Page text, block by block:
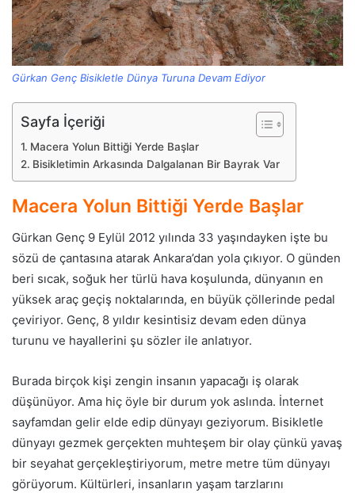
Gürkan Genç Bisikletle Dünya Turuna Devam Ediyor
Sayfa İçeriği
Macera Yolun Bittiği Yerde Başlar
Bisikletimin Arkasında Dalgalanan Bir Bayrak Var
Macera Yolun Bittiği Yerde Başlar
Gürkan Genç 9 Eylül 2012 yılında 33 yaşındayken işte bu
sözü de çantasına atarak Ankara’dan yola çıkıyor. O günden
beri sıcak, soğuk her türlü hava koşulunda, dünyanın en
yüksek araç geçiş noktalarında, en büyük çöllerinde pedal
çeviriyor. Genç, 8 yıldır kesintisiz devam eden dünya
turunu ve hayallerini şu sözler ile anlatıyor.
Burada birçok kişi zengin insanın yapacağı iş olarak
düşünüyor. Ama hiç öyle bir durum yok aslında. İnternet
sayfamdan gelir elde edip dünyayı geziyorum. Bisikletle
dünyayı gezmek gerçekten muhteşem bir olay çünkü yavaş
bir seyahat gerçekleştiriyorum, metre metre tüm dünyayı
görüyorum. Kültürleri, insanların yaşam tarzlarını